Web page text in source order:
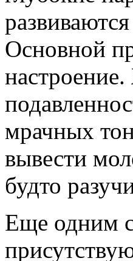
Основной
мрачных
вывести
будто
Еще одним